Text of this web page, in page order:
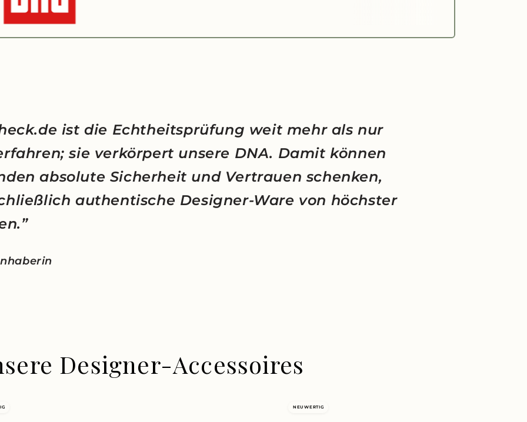
ist die Echtheitsprüfung weit mehr als nur
sie verkörpert unsere DNA. Damit können
absolute Sicherheit und Vertrauen schenken,
authentische Designer-Ware von höchster
Designer-Accessoires
NEUWERTIG